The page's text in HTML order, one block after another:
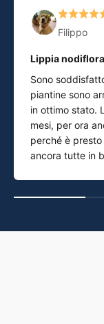
Filippo
Lippia nodiflora
Sono
piantine sono
in ottimo stato.
mesi, per ora
perché è
ancora tutte in